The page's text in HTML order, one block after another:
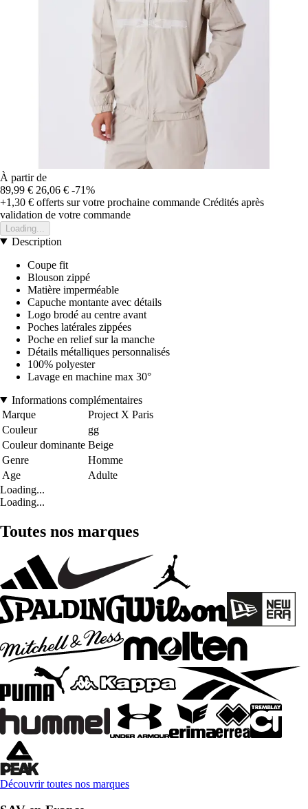
À partir de
89,99 € 26,06 € -71%
+1,30 € offerts sur votre prochaine commande Crédités après
validation de votre commande
Loading...
Description
Coupe fit
Blouson zippé
Matière imperméable
Capuche montante avec détails
Logo brodé au centre avant
Poches latérales zippées
Poche en relief sur la manche
Détails métalliques personnalisés
100% polyester
Lavage en machine max 30°
Informations complémentaires
Marque
Project X Paris
Couleur
gg
Couleur dominante Beige
Genre
Homme
Age
Adulte
Loading...
Loading...
Toutes nos marques
Découvrir toutes nos marques